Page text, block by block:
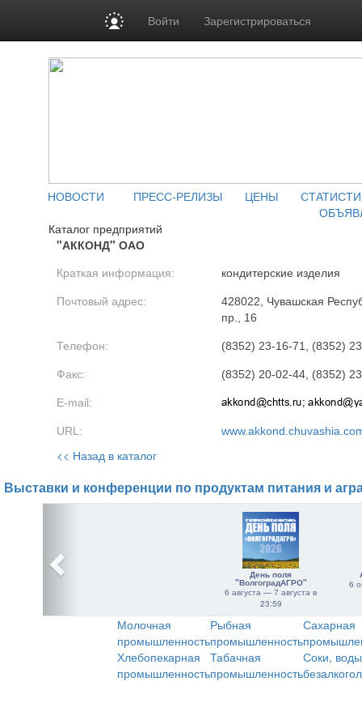
Войти Зарегистрироваться
НОВОСТИ ПРЕСС-РЕЛИЗЫ ЦЕНЫ
Каталог предприятий
"АККОНД" ОАО
Краткая информация: кондитерские изделия
Почтовый адрес:
428022, Чувашская
пр., 16
Телефон: (8352) 23-16-71, (8352)
Факс: (8352) 20-02-44, (8352)
E-mail:
URL:
<< Назад в каталог
Выставки и конференции по продуктам питания и
День поля
"ВолгоградАГРО"
6 августа — 7 августа в
23:59
6
Молочная
промышленность
Рыбная
промышленность
Сахарная
Хлебопекарная
промышленность
Табачная
промышленность
Соки,